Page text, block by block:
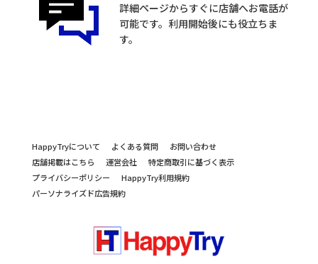
詳細ページからすぐに店舗へお電話が
可能です。利用開始後にも役立ちま
す。
HappyTryについて よくある質問
お問い合わせ
店舗掲載はこちら
運営会社
特定商取引に基づく表示
プライバシーポリシー
HappyTry利用規約
パーソナライズド広告規約